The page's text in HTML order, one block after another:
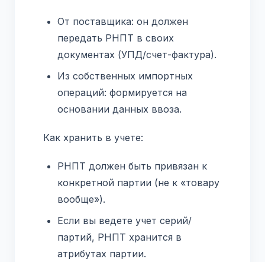
От поставщика: он должен
передать РНПТ в своих
документах (УПД/счет-фактура).
Из собственных импортных
операций: формируется на
основании данных ввоза.
Как хранить в учете:
РНПТ должен быть привязан к
конкретной партии (не к «товару
вообще»).
Если вы ведете учет серий/
партий, РНПТ хранится в
атрибутах партии.